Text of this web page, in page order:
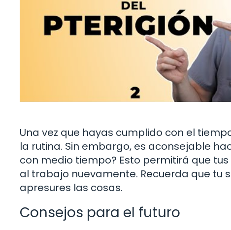
Una vez que hayas cumplido con el
la rutina. Sin embargo, es aconsejable
con medio tiempo? Esto permitirá que
al trabajo nuevamente. Recuerda que tu
apresures las cosas.
Consejos para el futuro